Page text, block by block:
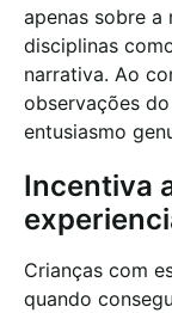
apenas sobre a
disciplinas
narrativa. Ao
observações
entusiasmo
Incentiva
Crianças com
quando